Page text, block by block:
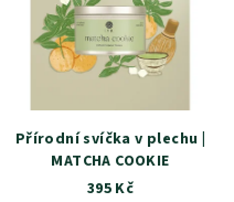
Přírodní svíčka v plechu |
MATCHA COOKIE
395 Kč